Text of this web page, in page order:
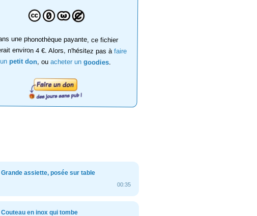
une phonothèque payante, ce fichier
environ 4 €. Alors, n'hésitez pas àfaire
un petit don, ouacheter ungoodies.
Grande assiette, posée sur table
00:35
Couteau en inox qui tombe